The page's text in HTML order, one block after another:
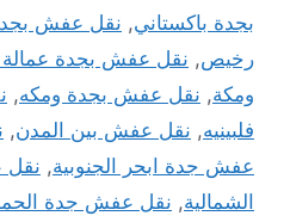
بجدة باكستاني, نقل عفش
رخيص, نقل عفش بجدة عمالة
ومكة, نقل عفش بجدة ومكه,
فلبينيه, نقل عفش بين المدن,
عفش جدة ابحر الجنوبية, نقل
الشمالية, نقل عفش جدة